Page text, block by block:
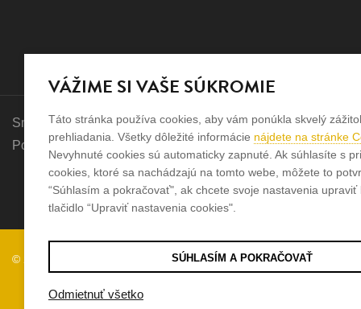
Sme rodinná firma a zameriavame sa na predaj hodiniek a
Pozrite sa na naše ďaľšie web stránky.
© 2026 odBlueweb s.r.o.
VÁŽIME SI VAŠE SÚKROMIE
Táto stránka používa cookies, aby vám ponúkla skvelý
prehliadania. Všetky dôležité informácie nájdete na stránke
Nevyhnuté cookies sú automaticky zapnuté. Ak súhlasíte s
cookies, ktoré sa nachádzajú na tomto webe, môžete to
“Súhlasím a pokračovať", ak chcete svoje nastavenia upraviť
tlačidlo “Upraviť nastavenia cookies".
SÚHLASÍM A POKRAČOVAŤ
Odmietnuť všetko